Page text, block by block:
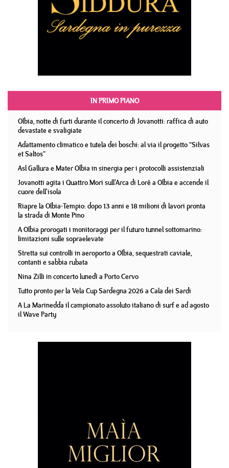
IN PRIMO PIANO
Olbia, notte di furti durante il concerto di Jovanotti: raffica di auto
devastate e svaligiate
Adattamento climatico e tutela dei boschi: al via il progetto “Silvas
et Saltos”
Asl Gallura e Mater Olbia in sinergia per i protocolli assistenziali
Jovanotti agita i Quattro Mori sull'Arca di Lorè a Olbia e accende il
cuore dell'isola
Riapre la Olbia-Tempio: dopo 13 anni e 18 milioni di lavori pronta
la strada di Monte Pino
A Olbia prorogati i monitoraggi per il futuro tunnel sottomarino:
limitazioni sulle sopraelevate
Stretta sui controlli in aeroporto a Olbia, sequestrati caviale,
contanti e sabbia rubata
Nina Zilli in concerto lunedì a Porto Cervo
Tutto pronto per la Vela Cup Sardegna 2026 a Cala dei Sardi
A La Marinedda il campionato assoluto italiano di surf e ad agosto
il Wave Party